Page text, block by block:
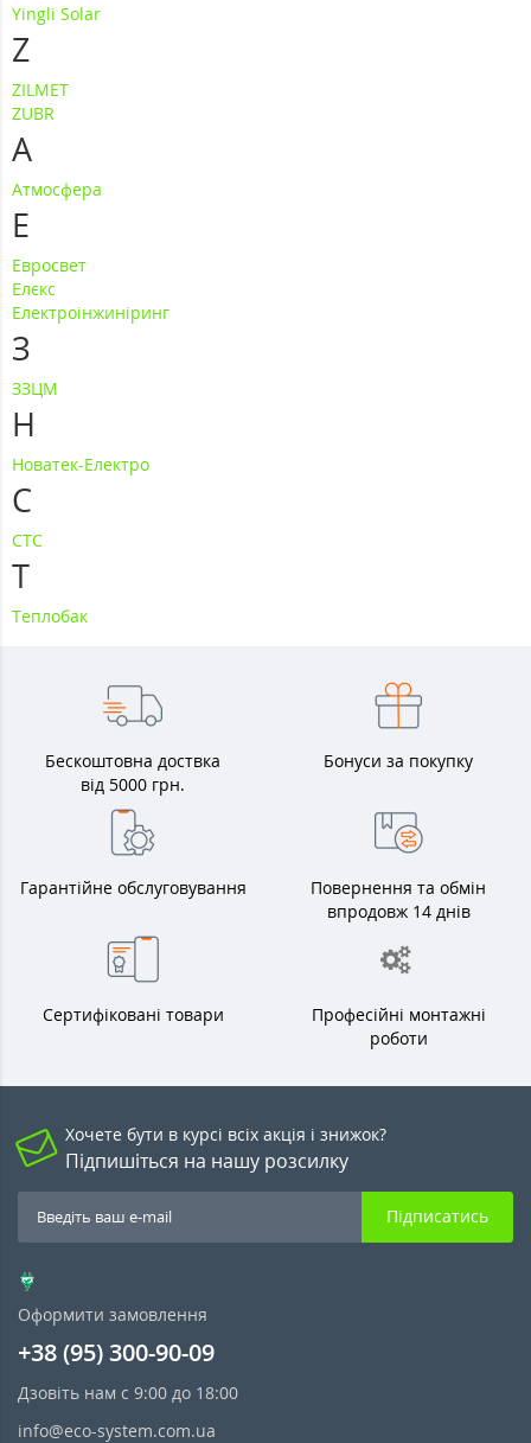
Yingli Solar
Z
ZILMET
ZUBR
А
Атмосфера
Е
Евросвет
Елєкс
Електроінжиніринг
З
ЗЗЦМ
Н
Новатек-Електро
С
СТС
Т
Теплобак
Бескоштовна доствка
від 5000 грн.
Бонуси за покупку
Гарантійне обслуговування
Повернення та обмін
впродовж 14 днів
Сертифіковані товари
Професійні монтажні
роботи
Хочете бути в курсі всіх акція і знижок?
Підпишіться на нашу розсилку
Підписатись
Оформити замовлення
+38 (95) 300-90-09
Дзовіть нам с 9:00 до 18:00
info@eco-system.com.ua